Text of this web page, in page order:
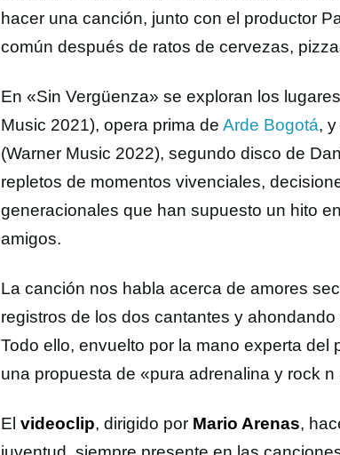
hacer una canción, junto con el productor
común después de ratos de cervezas,
En «Sin Vergüenza» se exploran los
Music 2021), opera prima de Arde Bogotá,
(Warner Music 2022), segundo disco de
repletos de momentos vivenciales,
generacionales que han supuesto un hito
amigos.
La canción nos habla acerca de amores
registros de los dos cantantes y
Todo ello, envuelto por la mano experta del
una propuesta de «pura adrenalina y rock n
El videoclip, dirigido por Mario Arenas,